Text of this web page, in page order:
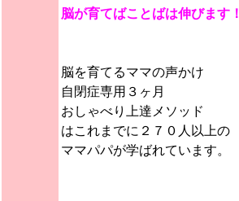
脳が育てばことばは伸びます！
脳を育てるママの声かけ
自閉症専用３ヶ月
おしゃべり上達メソッド
はこれまでに２７０人以上の
ママパパが学ばれています。